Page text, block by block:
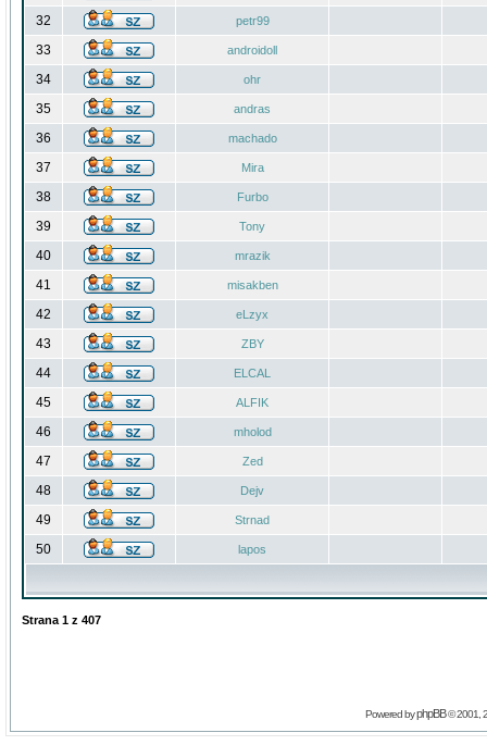
32 petr99
33 androidoll
34 ohr
35 andras
36 machado
37 Mira
38 Furbo
39 Tony
40 mrazik
41 misakben
42 eLzyx
43 ZBY
44 ELCAL
45 ALFIK
46 mholod
47 Zed
48 Dejv
49 Strnad
50 lapos
Strana 1 z 407
Powered byphpBB© 2001,